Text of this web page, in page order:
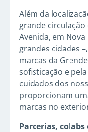
Além da
grande circulação
Avenida, em
grandes cidades
marcas da
sofisticação e
cuidados dos
proporcionam
marcas no
Parcerias, colabs